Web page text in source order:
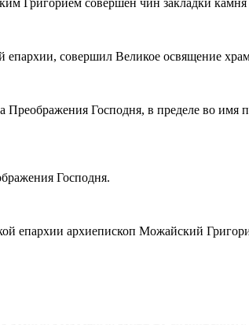
совершил Великое освящение
Преображения Господня, в пределе во
Господня.
епархии архиепископ Можайский